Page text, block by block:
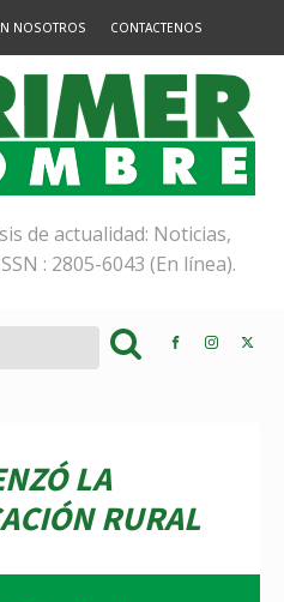
NOSOTROS CONTACTENOS
de actualidad: Noticias,
: 2805-6043 (En línea).
LA
RURAL